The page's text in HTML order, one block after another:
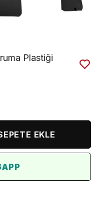
Plastiği
EKLE